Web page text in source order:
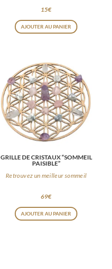
15€
AJOUTER AU PANIER
GRILLE DE CRISTAUX “SOMMEIL
PAISIBLE”
Retrouvez un meilleur sommeil
69€
AJOUTER AU PANIER